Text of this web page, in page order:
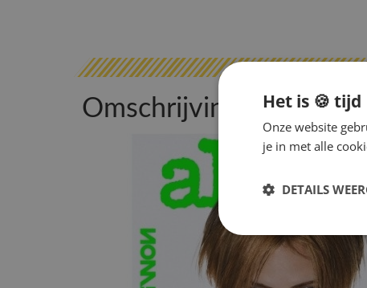
Omschrijving Het is 🍪 tijd
Onze website
je in met alle
DETAILS